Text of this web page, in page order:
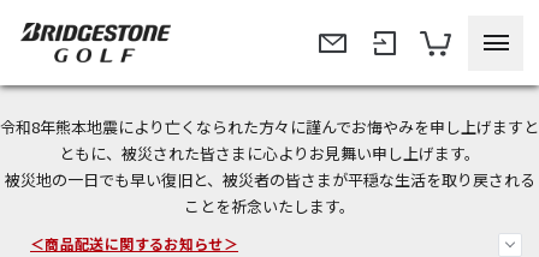
令和8年熊本地震により亡くなられた方々に謹んでお悔やみを申し上げますと
ともに、被災された皆さまに心よりお見舞い申し上げます。
被災地の一日でも早い復旧と、被災者の皆さまが平穏な生活を取り戻される
ことを祈念いたします。
今なら新規会員登録で1,000円OFFクーポンプレゼント！
＜商品配送に関するお知らせ＞
＜夏季休暇中のご注文・発送・お問い合わせ＞